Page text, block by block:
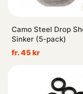
Camo Steel Drop
Sinker (5-pack)
fr. 45 kr